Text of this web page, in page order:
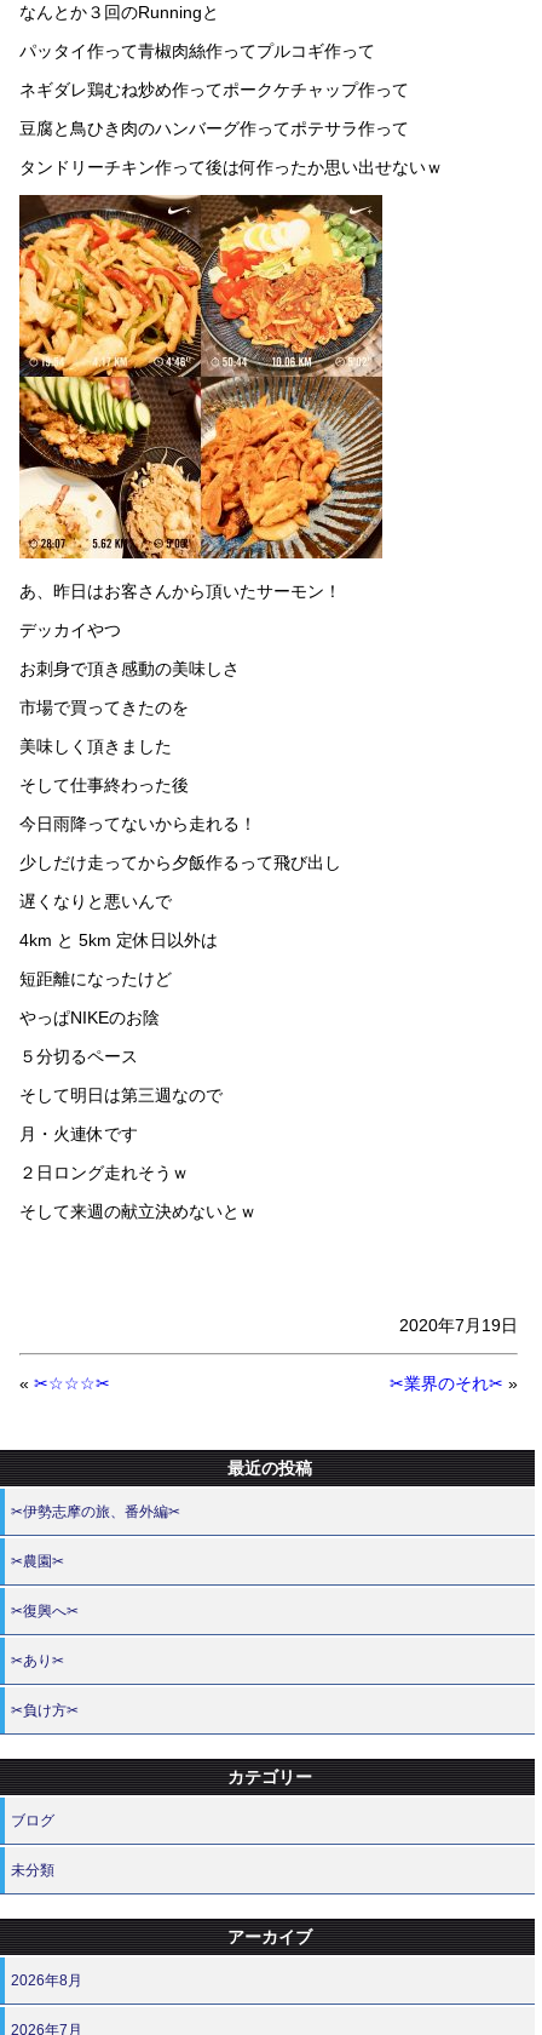
なんとか３回のRunningと
パッタイ作って青椒肉絲作ってプルコギ作って
ネギダレ鶏むね炒め作ってポークケチャップ作って
豆腐と鳥ひき肉のハンバーグ作ってポテサラ作って
タンドリーチキン作って後は何作ったか思い出せないｗ
あ、昨日はお客さんから頂いたサーモン！
デッカイやつ
お刺身で頂き感動の美味しさ
市場で買ってきたのを
美味しく頂きました
そして仕事終わった後
今日雨降ってないから走れる！
少しだけ走ってから夕飯作るって飛び出し
遅くなりと悪いんで
4km と 5km 定休日以外は
短距離になったけど
やっぱNIKEのお陰
５分切るペース
そして明日は第三週なので
月・火連休です
２日ロング走れそうｗ
そして来週の献立決めないとｗ
2020年7月19日
« ✂☆☆☆✂ ✂業界のそれ✂ »
最近の投稿
✂伊勢志摩の旅、番外編✂
✂農園✂
✂復興へ✂
✂あり✂
✂負け方✂
カテゴリー
ブログ
未分類
アーカイブ
2026年8月
2026年7月